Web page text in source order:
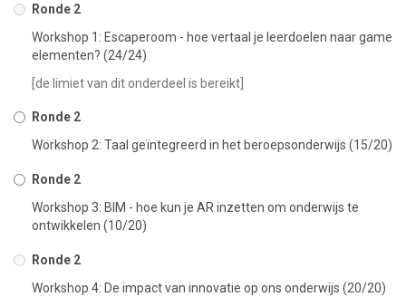
Ronde 2
Workshop 1: Escaperoom - hoe vertaal je leerdoelen naar game
elementen? (24/24)
[de limiet van dit onderdeel is bereikt]
Ronde 2
Workshop 2: Taal geïntegreerd in het beroepsonderwijs (15/20)
Ronde 2
Workshop 3: BIM - hoe kun je AR inzetten om onderwijs te
ontwikkelen (10/20)
Ronde 2
Workshop 4: De impact van innovatie op ons onderwijs (20/20)